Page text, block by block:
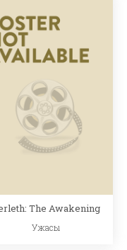
The Awakening
Ужасы